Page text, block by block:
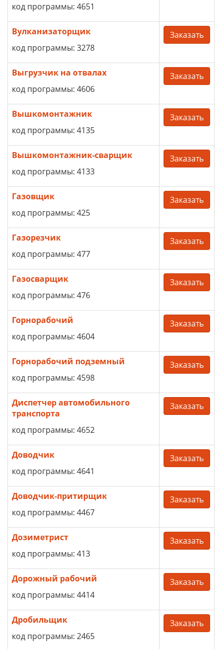
код программы: 4651
Вулканизаторщик
код программы: 3278
Заказать
Выгрузчик на отвалах
код программы: 4606
Заказать
Вышкомонтажник
код программы: 4135
Заказать
Вышкомонтажник-сварщик
код программы: 4133
Заказать
Газовщик
код программы: 425
Заказать
Газорезчик
код программы: 477
Заказать
Газосварщик
код программы: 476
Заказать
Горнорабочий
код программы: 4604
Заказать
Горнорабочий подземный
код программы: 4598
Заказать
Диспетчер автомобильного
транспорта
код программы: 4652
Заказать
Доводчик
код программы: 4641
Заказать
Доводчик-притирщик
код программы: 4467
Заказать
Дозиметрист
код программы: 413
Заказать
Дорожный рабочий
код программы: 4414
Заказать
Дробильщик
код программы: 2465
Заказать